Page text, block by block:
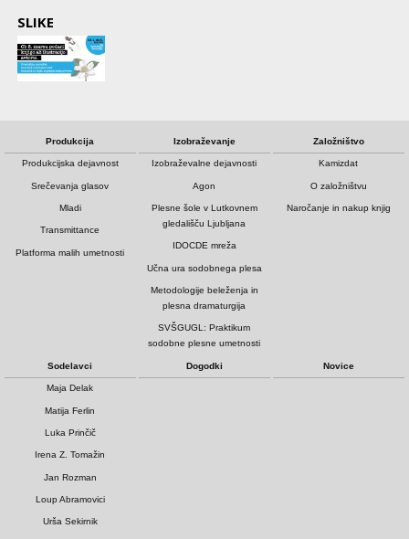
SLIKE
Produkcija
Produkcijska dejavnost
Srečevanja glasov
Mladi
Transmittance
Platforma malih umetnosti
Izobraževanje
Izobraževalne dejavnosti
Agon
Plesne šole v Lutkovnem
gledališču Ljubljana
IDOCDE mreža
Učna ura sodobnega plesa
Metodologije beleženja in
plesna dramaturgija
SVŠGUGL: Praktikum
sodobne plesne umetnosti
Založništvo
Kamizdat
O založništvu
Naročanje in nakup knjig
Sodelavci
Maja Delak
Matija Ferlin
Luka Prinčič
Irena Z. Tomažin
Jan Rozman
Loup Abramovici
Urša Sekirnik
Dogodki Novice